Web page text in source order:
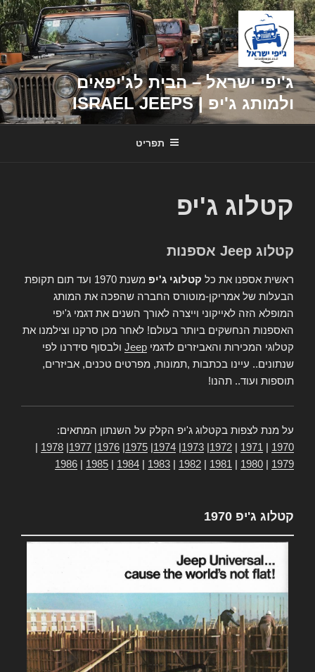
דילוג
לתוכן
ג'יפי ישראל – הבית לג'יפאים
ולמותג ג'יפ | ISRAEL JEEPS
תפריט
קטלוג ג'יפ
קטלוג Jeep אספנות
ראשית אספנו את כל קטלוגי ג'יפ
משנת 1970 ועד תום תקופת
הבעלות של אמריקן-מוטורס החברה שהפכה את המותג
המופלא הזה לאייקוני וייצרה לאורך השנים את דגמי ג'יפי
האספנות הנחשקים ביותר בעולם! לאחר מכן סרקנו וצילמנו את
קטלוגי המכירות והאביזרים לדגמי Jeep ולבסוף סידרנו לפי
שנתונים.. עיינו בכתבות ,תמונות, מפרטים טכנים, אביזרים,
תוספות ועוד.. תהנו!
על מנת לצפות בקטלוג ג'יפ הקלק על השנתון המתאים:
1970
1971
1972
1973
1974
1975
1976
1977
1978
1979
1980
1981
1982
1983
1984
1985
1986
קטלוג ג'יפ 1970